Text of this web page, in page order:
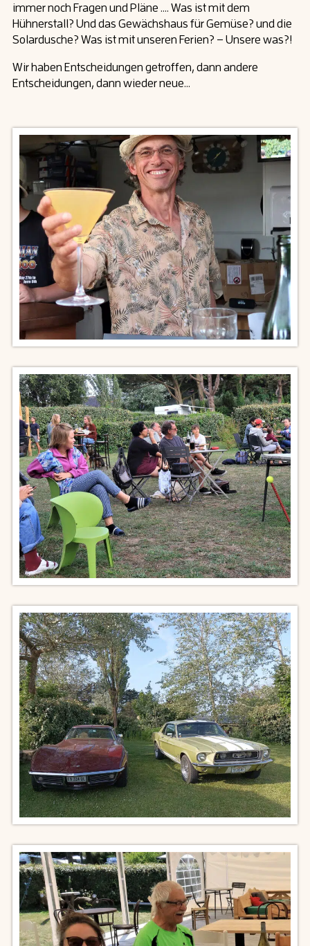
immer noch Fragen und Pläne …. Was ist mit dem
Hühnerstall? Und das Gewächshaus für Gemüse? und die
Solardusche? Was ist mit unseren Ferien? – Unsere was?!
Wir haben Entscheidungen getroffen, dann andere
Entscheidungen, dann wieder neue…